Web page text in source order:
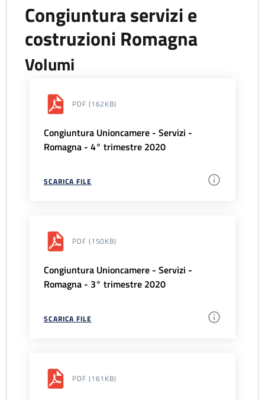
Congiuntura servizi e
costruzioni Romagna
Volumi
PDF (162KB)
Congiuntura Unioncamere - Servizi -
Romagna - 4° trimestre 2020
SCARICA FILE
PDF (150KB)
Congiuntura Unioncamere - Servizi -
Romagna - 3° trimestre 2020
SCARICA FILE
PDF (161KB)